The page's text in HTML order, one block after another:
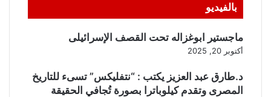
بالفيديو
ماجستير ابوغزاله تحت القصف الإسرائيلى
أكتوبر 20, 2025
د.طارق عبد العزيز يكتب : “نتفليكس” تسىء للتاريخ
المصرى وتقدم كيلوباترا بصورة تُجافي الحقيقة